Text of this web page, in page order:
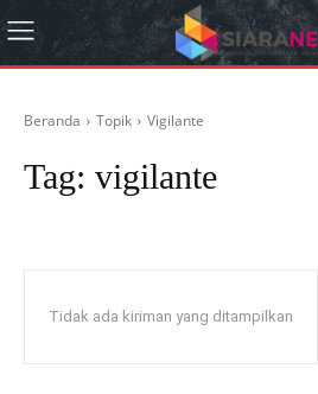
Beranda Topik Vigilante
Tag: vigilante
Tidak ada kiriman yang ditampilkan